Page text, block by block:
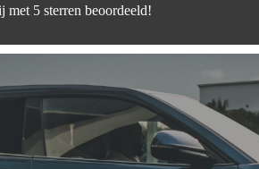
zijn wij met 5